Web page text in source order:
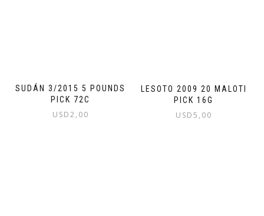
SUDÁN 3/2015 5 POUNDS
PICK 72C
USD2,00
LESOTO 2009 20 MALOTI
PICK 16G
USD5,00